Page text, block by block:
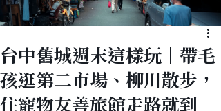
台中舊城週末這樣玩｜帶毛
孩逛第二市場、柳川散步，
住寵物友善旅館走路就到